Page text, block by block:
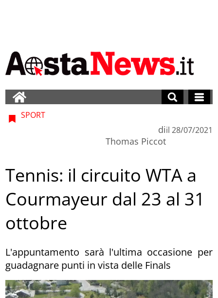
SPORT
di
Thomas Piccot
il 28/07/2021
Tennis: il circuito WTA a
Courmayeur dal 23 al 31
ottobre
L'appuntamento sarà l'ultima occasione per
guadagnare punti in vista delle Finals